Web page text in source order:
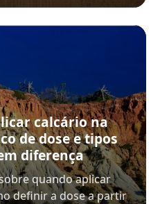
calcário na
de dose e tipos
diferença
quando aplicar
definir a dose a partir